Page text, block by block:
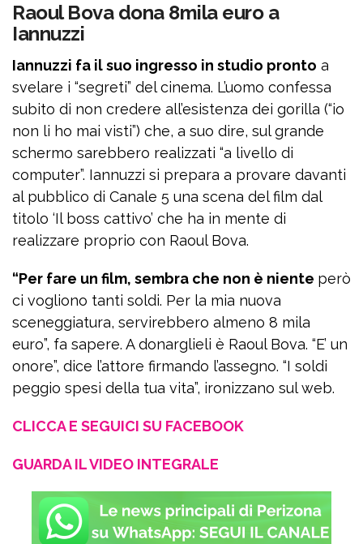
Raoul Bova dona 8mila euro a
Iannuzzi
Iannuzzi fa il suo ingresso in studio pronto a
svelare i “segreti” del cinema. L’uomo confessa
subito di non credere all’esistenza dei gorilla (“io
non li ho mai visti”) che, a suo dire, sul grande
schermo sarebbero realizzati “a livello di
computer”. Iannuzzi si prepara a provare davanti
al pubblico di Canale 5 una scena del film dal
titolo ‘Il boss cattivo’ che ha in mente di
realizzare proprio con Raoul Bova.
“Per fare un film, sembra che non è niente però
ci vogliono tanti soldi. Per la mia nuova
sceneggiatura, servirebbero almeno 8 mila
euro”, fa sapere. A donarglieli è Raoul Bova. “E’ un
onore”, dice l’attore firmando l’assegno. “I soldi
peggio spesi della tua vita”, ironizzano sul web.
CLICCA E SEGUICI SU FACEBOOK
GUARDA IL VIDEO INTEGRALE